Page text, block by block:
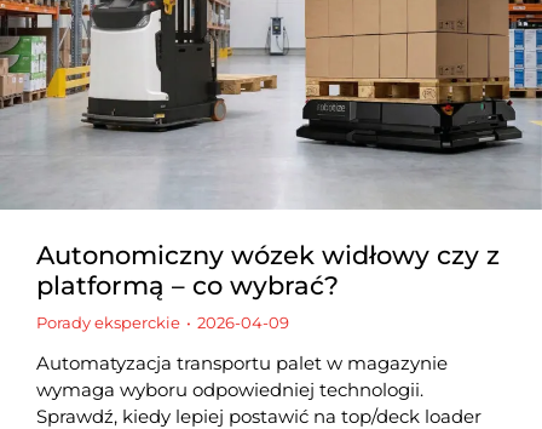
Autonomiczny wózek widłowy czy z
platformą – co wybrać?
Porady eksperckie 2026-04-09
Automatyzacja transportu palet w magazynie
wymaga wyboru odpowiedniej technologii.
Sprawdź, kiedy lepiej postawić na top/deck loader